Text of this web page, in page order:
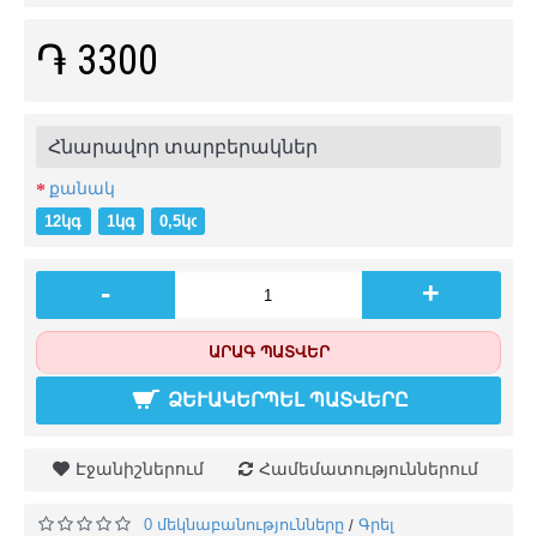
֏ 3300
Հնարավոր տարբերակներ
քանակ
12կգ (+֏ 35100)
1կգ 0,5կգ (-֏ 1650)
- +
ԱՐԱԳ ՊԱՏՎԵՐ
ՁԵՒԱԿԵՐՊԵԼ ՊԱՏՎԵՐԸ
Էջանիշներում Համեմատություններում
0 մեկնաբանությունները / Գրել